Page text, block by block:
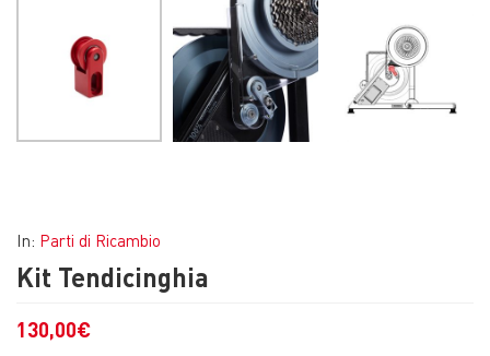
In: Parti di Ricambio
Kit Tendicinghia
130,00€